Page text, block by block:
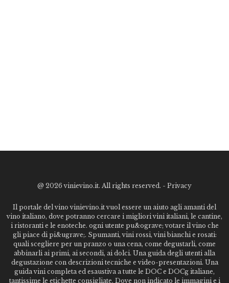
@ 2026 vinievino.it. All rights reserved. - Privacy
Il portale del vino vinievino.it vuol essere un aiuto agli amanti del
vino italiano, dove potranno cercare i migliori vini italiani, le cantine,
i ristoranti e le enoteche. ogni utente pu&ograve; votare il vino che
gli piace di pi&ugrave;. Spumanti, vini rossi, vini bianchi e rosati:
quali scegliere per un pranzo o una cena, come degustarli, come
abbinarli ai primi, ai secondi, ai dolci. Una guida degli utenti alla
degustazione con descrizioni tecniche e video-presentazioni. Una
guida vini completa ed esaustiva a tutte le DOC e DOCg italiane,
tantissime le etichette consigliate. Dove non indicato le immagini e i